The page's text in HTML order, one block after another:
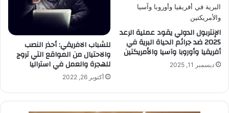
الإنتربول الدولي يقود عملية الرعد
2025 ضد جرائم الحياة البرية في
أفريقيا وأوروبا وآسيا والأمريكتين
ديسمبر 11, 2025
للشباب الافريقي: أحذر النصب
والاحتيال من المواقع التي تروج
للهجرة والعمل في استراليا
أكتوبر 26, 2022